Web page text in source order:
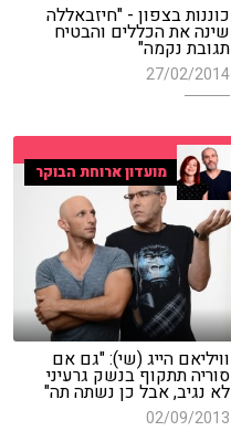
כוננות בצפון - "חיזבאללה
שינה את הכללים והבטיח
תגובת נקמה"
27/02/2014
מועדון ארוחת הבוקר
וויליאם הייג (שי): "גם אם
סוריה תתקוף בנשק גרעיני
לא נגיב, אבל כן נשתה תה"
02/09/2013